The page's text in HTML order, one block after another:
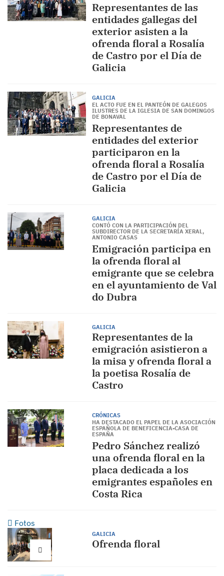
Representantes de las
entidades gallegas del
exterior asisten a la
ofrenda floral a Rosalía
de Castro por el Día de
Galicia
GALICIA
EL ACTO FUE EN EL PANTEÓN DE GALEGOS
ILUSTRES DE LA IGLESIA DE SAN DOMINGOS
DE BONAVAL
Representantes de
entidades del exterior
participaron en la
ofrenda floral a Rosalía
de Castro por el Día de
Galicia
GALICIA
CONTÓ CON LA PARTICIPACIÓN DEL
SUBDIRECTOR DE LA SECRETARÍA XERAL,
ANTONIO CASAS
Emigración participa en
la ofrenda floral al
emigrante que se celebra
en el ayuntamiento de Val
do Dubra
GALICIA
Representantes de la
emigración asistieron a
la misa y ofrenda floral a
la poetisa Rosalía de
Castro
CRÓNICAS
HA DESTACADO EL PAPEL DE LA ASOCIACIÓN
ESPAÑOLA DE BENEFICENCIA-CASA DE
ESPAÑA
Pedro Sánchez realizó
una ofrenda floral en la
placa dedicada a los
emigrantes españoles en
Costa Rica
Fotos
GALICIA
Ofrenda floral